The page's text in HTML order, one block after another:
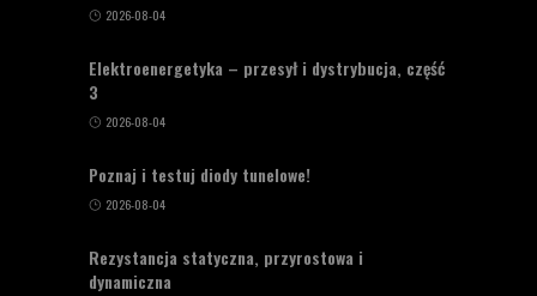
2026-08-04
Elektroenergetyka – przesył i dystrybucja, część
3
2026-08-04
Poznaj i testuj diody tunelowe!
2026-08-04
Rezystancja statyczna, przyrostowa i
dynamiczna